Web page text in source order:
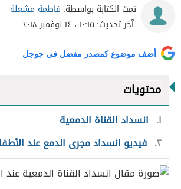
تمت الكتابة بواسطة: فاطمة مشعلة
آخر تحديث:١٠:١٥ ، ١٤ نوفمبر ٢٠١٨
أضف موضوع كمصدر مفضل في جوجل
محتويات
١
انسداد القناة الدمعية
٢ فيديو انسداد مجرى الدمع عند